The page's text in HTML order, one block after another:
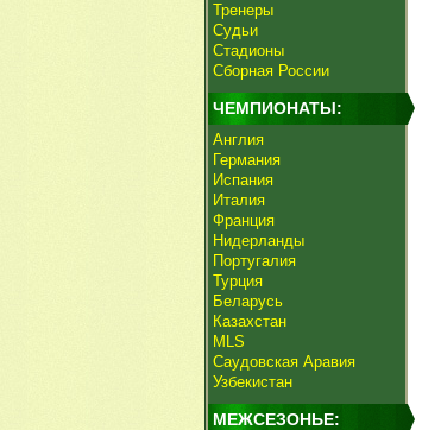
Тренеры
Судьи
Стадионы
Сборная России
ЧЕМПИОНАТЫ:
Англия
Германия
Испания
Италия
Франция
Нидерланды
Португалия
Турция
Беларусь
Казахстан
MLS
Саудовская Аравия
Узбекистан
МЕЖСЕЗОНЬЕ: